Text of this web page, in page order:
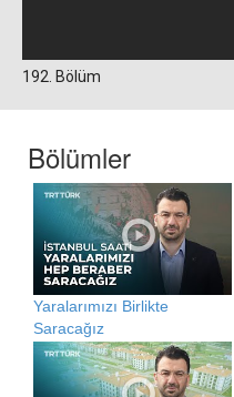
192. Bölüm
Bölümler
Yaralarımızı Birlikte
Saracağız